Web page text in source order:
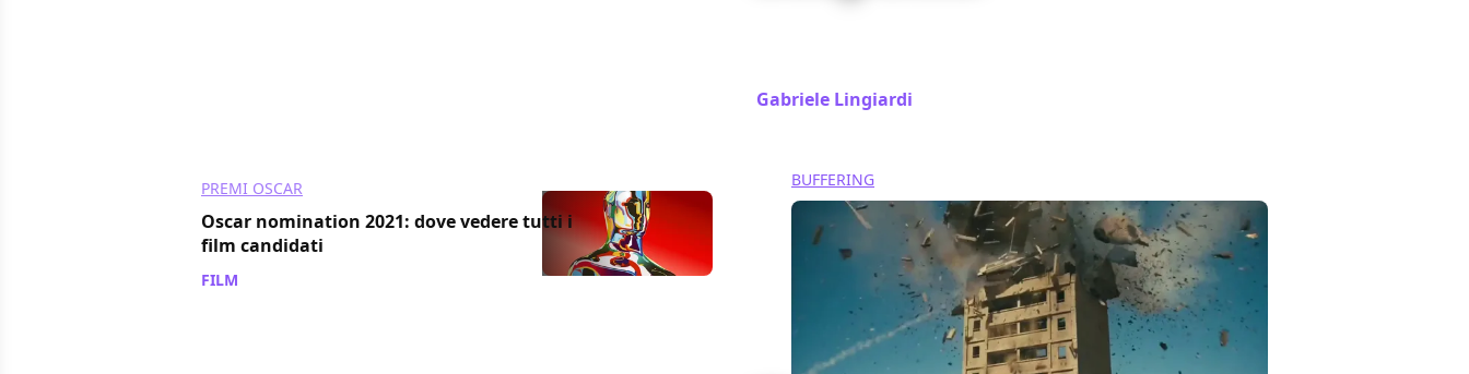
Gabriele Lingiardi
PREMI OSCAR
Oscar nomination 2021: dove vedere tutti i
film candidati
FILM
BUFFERING